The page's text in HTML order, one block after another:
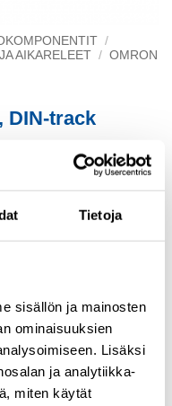
Tietoja
sisällön ja mainosten
ominaisuuksien
Lisäksi
ja analytiikka-
miten käytät
/
AIKARELEET / OMRON
DIN-track
käyttääksesi